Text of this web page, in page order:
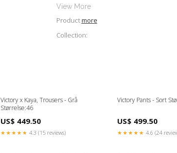
View More
Productmore
Collection:
Victory x Kaya, Trousers - Grå
Størrelse:46
US$ 449.50
★★★★★ 4.3 (15 reviews)
Victory Pants - Sort
US$ 499.50
★★★★★ 4.6 (24